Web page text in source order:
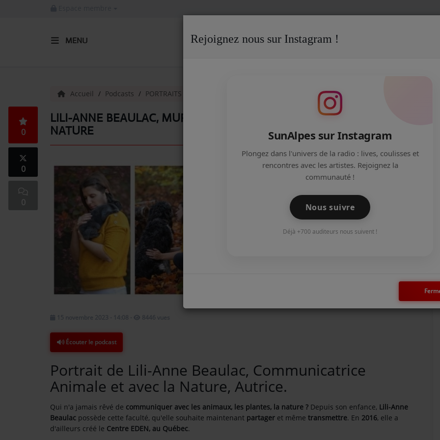
MENU
ACTUALITÉS DE LA RADIO
EMISSIONS
EQUIPE
ARTISTES
TITRES DIFFUSÉS
NOS PARTENAIRES
COMMENT NOUS ÉCOUTER ?
DÉDICACES
JEUX CONCOURS
LE T'CHAT DES AUDITEURS
Accueil Podcasts PORTRAITS COMMERCANT Lili-Anne Beaulac, murmure à l'oreille des animaux et de
LILI-ANNE BEAULAC, MURMURE À L'OREILLE DES ANIMAUX ET DE LA
NATURE
0
0
0
Écouter le podcast
Portrait de Lili-Anne Beaulac, Communicatrice
Animale et avec la Nature, Autrice.
Qui n'a jamais rêvé de communiquer avec les animaux, les plantes, la nature ? Depuis son enfance, Lili-Anne
Beaulac possède cette faculté, qu'elle souhaite maintenant partager et même transmettre. En 2016, elle a
d'ailleurs créé le Centre EDEN, au Québec.
Rejoignez nous sur Instagram !
SunAlpes sur Instagram
Plongez dans l'univers de la radio : lives, coulisses et
rencontres avec les artistes. Rejoignez la
communauté !
Nous suivre
Déjà +700 auditeurs nous suivent !